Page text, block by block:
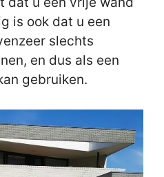
is ook dat u een
slechts
en dus als een
gebruiken.